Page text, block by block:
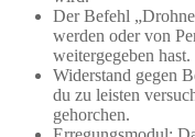
Der Befehl
werden oder von
weitergegeben hast.
Widerstand gegen
du zu leisten
gehorchen.